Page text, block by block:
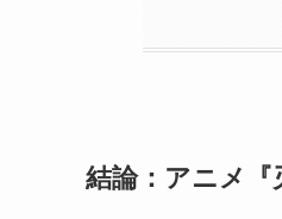
結論：アニメ『